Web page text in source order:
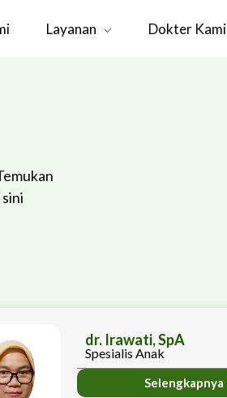
Layanan Dokter Kami
dr. Irawati, SpA
Spesialis Anak
Selengkapnya